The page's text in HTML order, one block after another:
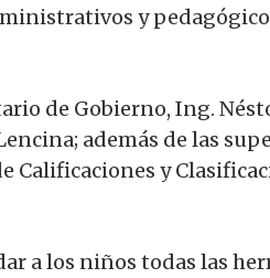
y
de Gobierno, Ing.
además de las
Calificaciones y
a los niños todas las